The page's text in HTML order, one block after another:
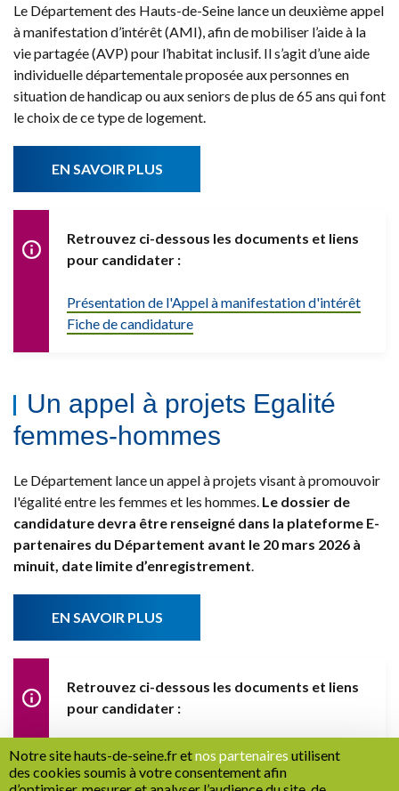
Le Département des Hauts-de-Seine lance un deuxième appel
à manifestation d’intérêt (AMI), afin de mobiliser l’aide à la
vie partagée (AVP) pour l’habitat inclusif. Il s’agit d’une aide
individuelle départementale proposée aux personnes en
situation de handicap ou aux seniors de plus de 65 ans qui font
le choix de ce type de logement.
EN SAVOIR PLUS
Retrouvez ci-dessous les documents et liens
pour candidater :
Présentation de l'Appel à manifestation d'intérêt
Fiche de candidature
Un appel à projets Egalité
femmes-hommes
Le Département lance un appel à projets visant à promouvoir
l'égalité entre les femmes et les hommes. Le dossier de
candidature devra être renseigné dans la plateforme E-
partenaires du Département avant le 20 mars 2026 à
minuit, date limite d’enregistrement
EN SAVOIR PLUS
Retrouvez ci-dessous les documents et liens
pour candidater :
Demande de création de compte utilisateur E-
Notre site hauts-de-seine.fr etnos partenaires utilisent
des cookies soumis à votre consentement afin